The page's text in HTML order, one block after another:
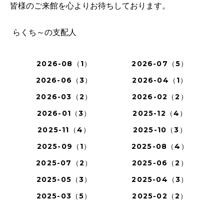
皆様のご来館を心よりお待ちしております。
らくち～の支配人
2026-08（1）
2026-07（5）
2026-06（3）
2026-04（1）
2026-03（2）
2026-02（2）
2026-01（3）
2025-12（4）
2025-11（4）
2025-10（3）
2025-09（1）
2025-08（4）
2025-07（2）
2025-06（2）
2025-05（3）
2025-04（3）
2025-03（5）
2025-02（2）